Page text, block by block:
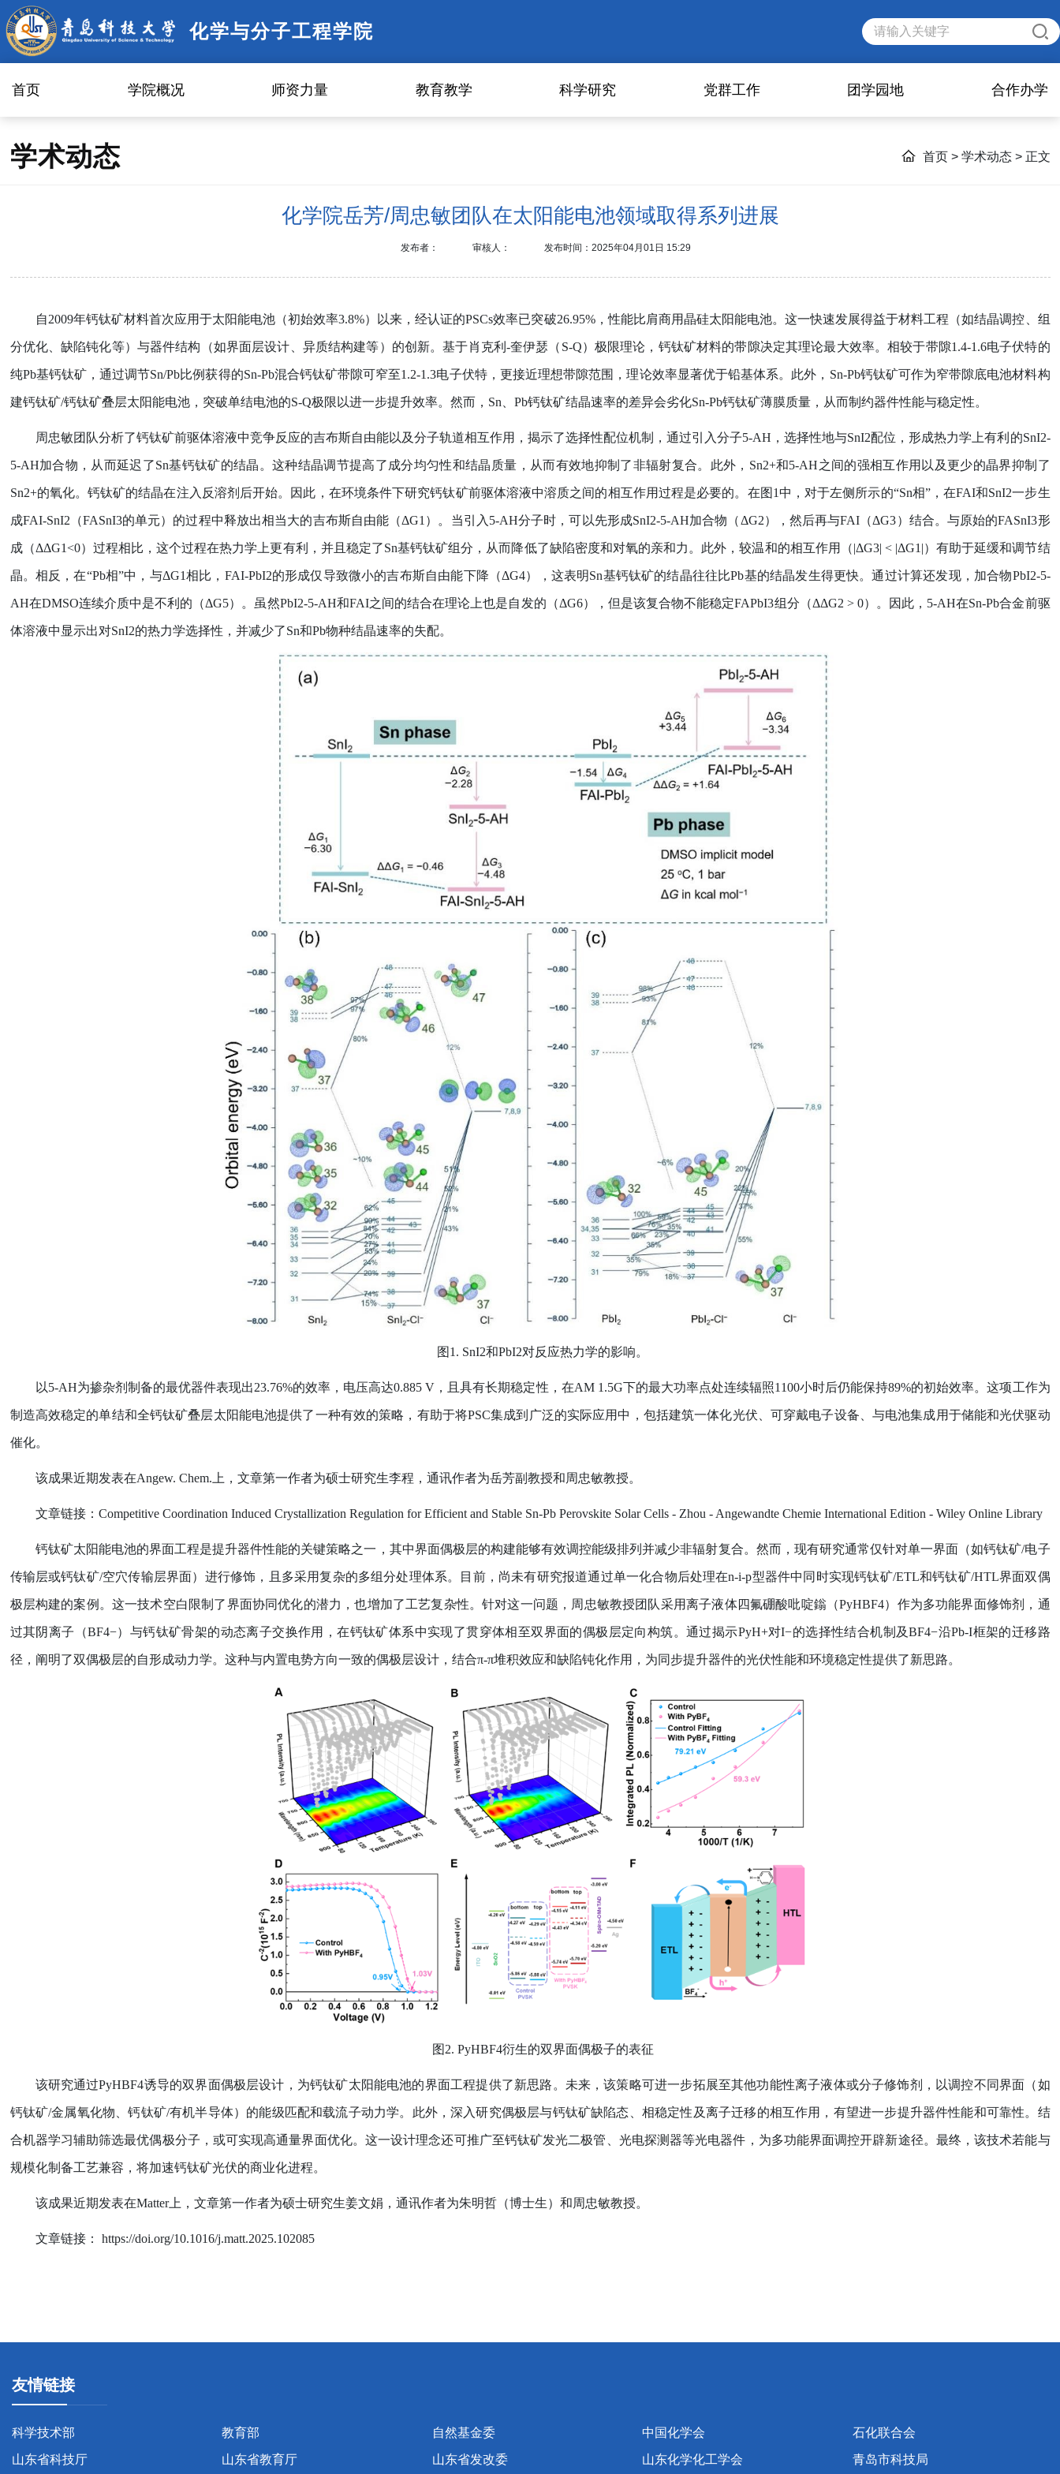
化学与分子工程学院
首页 学院概况 师资力量 教育教学 科学研究 党群工作 团学园地 合作办学
学术动态 首页 > 学术动态 > 正文
化学院岳芳/周忠敏团队在太阳能电池领域取得系列进展
发布者： 审核人： 发布时间：2025年04月01日 15:29
自2009年钙钛矿材料首次应用于太阳能电池（初始效率3.8%）以来，经认证的PSCs效率已突破26.95%，性能比肩商用晶硅太阳能电池。这一快速发展得益于材料工程（如结晶调控、组
分优化、缺陷钝化等）与器件结构（如界面层设计、异质结构建等）的创新。基于肖克利 -奎伊瑟（ S-Q）极限理论，钙钛矿材料的带隙决定其理论最大效率。相较于带隙1.4-1.6电子伏特的
纯Pb基钙钛矿，通过调节Sn/Pb比例获得的Sn-Pb混合钙钛矿带隙可窄至1.2-1.3电子伏特，更接近理想带隙范围，理论效率显著优于铅基体系。此外， Sn-Pb钙钛矿可作为窄带隙底电池材料构
建钙钛矿/钙钛矿叠层太阳能电池，突破单结电池的S-Q极限以进一步提升效率。然而， Sn Pb钙钛矿结晶速率的差异会劣化Sn-Pb钙钛矿薄膜质量，从而制约器件性能与稳定性。
周忠敏团队分析了钙钛矿前驱体溶液中竞争反应的吉布斯自由能以及分子轨道相互作用，揭示了选择性配位机制，通过引入分子5-AH ，选择性地与SnI2配位，形成热力学上有利的SnI2-
5-AH加合物，从而延迟了Sn基钙钛矿的结晶。这种结晶调节提高了成分均匀性和结晶质量，从而有效地抑制了非辐射复合。此外， Sn2+和5-AH之间的强相互作用以及更少的晶界抑制了
Sn2+的氧化。钙钛矿的结晶在注入反溶剂后开始。因此，在环境条件下研究钙钛矿前驱体溶液中溶质之间的相互作用过程是必要的。在图 1中，对于左侧所示的“Sn相”，在FAI和SnI2一步生
成FAI-SnI2 （FASnI3的单元）的过程中释放出相当大的吉布斯自由能（ΔG1 ）。当引入 5-AH分子时，可以先形成SnI2-5-AH加合物（ ΔG2），然后再与FAI （ΔG3）结合。与原始的FASnI3形
成（ΔΔG1<0）过程相比，这个过程在热力学上更有利，并且稳定了Sn基钙钛矿组分，从而降低了缺陷密度和对氧的亲和力。此外，较温和的相互作用（|ΔG3| < |ΔG1|）有助于延缓和调节结
晶。相反，在“Pb相”中，与ΔG1相比， FAI-PbI2的形成仅导致微小的吉布斯自由能下降（ΔG4），这表明Sn基钙钛矿的结晶往往比Pb基的结晶发生得更快。通过计算还发现，加合物PbI2-5-
AH在DMSO连续介质中是不利的（ΔG5）。虽然PbI2-5-AH和FAI之间的结合在理论上也是自发的（ΔG6），但是该复合物不能稳定FAPbI3组分（ΔΔG2 > 0）。因此， 5-AH在Sn-Pb合金前驱
体溶液中显示出对SnI2的热力学选择性，并减少了Sn和Pb物种结晶速率的失配。
图 1. SnI2和PbI2对反应热力学的影响。
以5-AH为掺杂剂制备的最优器件表现出23.76%的效率，电压高达0.885 V ，且具有长期稳定性，在AM 1.5G下的最大功率点处连续辐照1100小时后仍能保持89%的初始效率。这项工作为
制造高效稳定的单结和全钙钛矿叠层太阳能电池提供了一种有效的策略，有助于将PSC集成到广泛的实际应用中，包括建筑一体化光伏、可穿戴电子设备、与电池集成用于储能和光伏驱动
催化。
该成果近期发表在Angew. Chem. 上，文章第一作者为硕士研究生李程，通讯作者为岳芳副教授和周忠敏教授。
文章链接： Competitive Coordination Induced Crystallization Regulation for Efficient and Stable Sn‐Pb Perovskite Solar Cells - Zhou - Angewandte Chemie International Edition - Wiley Online Library
钙钛矿太阳能电池的界面工程是提升器件性能的关键策略之一，其中界面偶极层的构建能够有效调控能级排列并减少非辐射复合。然而，现有研究通常仅针对单一界面（如钙钛矿/电子
传输层或钙钛矿/空穴传输层界面）进行修饰，且多采用复杂的多组分处理体系。目前，尚未有研究报道通过单一化合物后处理在n-i-p型器件中同时实现钙钛矿/ETL和钙钛矿/HTL界面双偶
极层构建的案例。这一技术空白限制了界面协同优化的潜力，也增加了工艺复杂性。针对这一问题，周忠敏教授团队采用离子液体四氟硼酸吡啶鎓（PyHBF4）作为多功能界面修饰剂，通
过其阴离子（BF4−）与钙钛矿骨架的动态离子交换作用，在钙钛矿体系中实现了贯穿体相至双界面的偶极层定向构筑。通过揭示PyH+对I−的选择性结合机制及BF4−沿Pb-I框架的迁移路
径，阐明了双偶极层的自形成动力学。这种与内置电势方向一致的偶极层设计，结合π-π堆积效应和缺陷钝化作用，为同步提升器件的光伏性能和环境稳定性提供了新思路。
图 2. PyHBF4衍生的双界面偶极子的表征
该研究通过PyHBF4诱导的双界面偶极层设计，为钙钛矿太阳能电池的界面工程提供了新思路。未来，该策略可进一步拓展至其他功能性离子液体或分子修饰剂，以调控不同界面（如
钙钛矿/金属氧化物、钙钛矿/有机半导体）的能级匹配和载流子动力学。此外，深入研究偶极层与钙钛矿缺陷态、相稳定性及离子迁移的相互作用，有望进一步提升器件性能和可靠性。结
合机器学习辅助筛选最优偶极分子，或可实现高通量界面优化。这一设计理念还可推广至钙钛矿发光二极管、光电探测器等光电器件，为多功能界面调控开辟新途径。最终，该技术若能与
规模化制备工艺兼容，将加速钙钛矿光伏的商业化进程。
该成果近期发表在Matter上，文章第一作者为硕士研究生姜文娟，通讯作者为朱明哲（博士生）和周忠敏教授。
文章链接： https://doi.org/10.1016/j.matt.2025.102085
友情链接
科学技术部 教育部 自然基金委 中国化学会
石化联合会
山东省科技厅
山东省教育厅 山东省发改委 山东化学化工学会 青岛市科技局